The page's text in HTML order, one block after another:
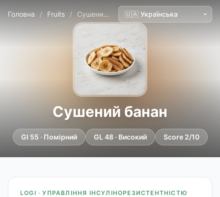
Головна / Fruits / Сушений банан
Сушений банан
GI 55 · Помірний GL 48 · Високий Score 2/10
LOGI · УПРАВЛІННЯ ІНСУЛІНОРЕЗИСТЕНТНІСТЮ